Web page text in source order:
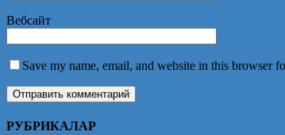
Вебсайт
Save my name, email, and website in this browser
РУБРИКАЛАР